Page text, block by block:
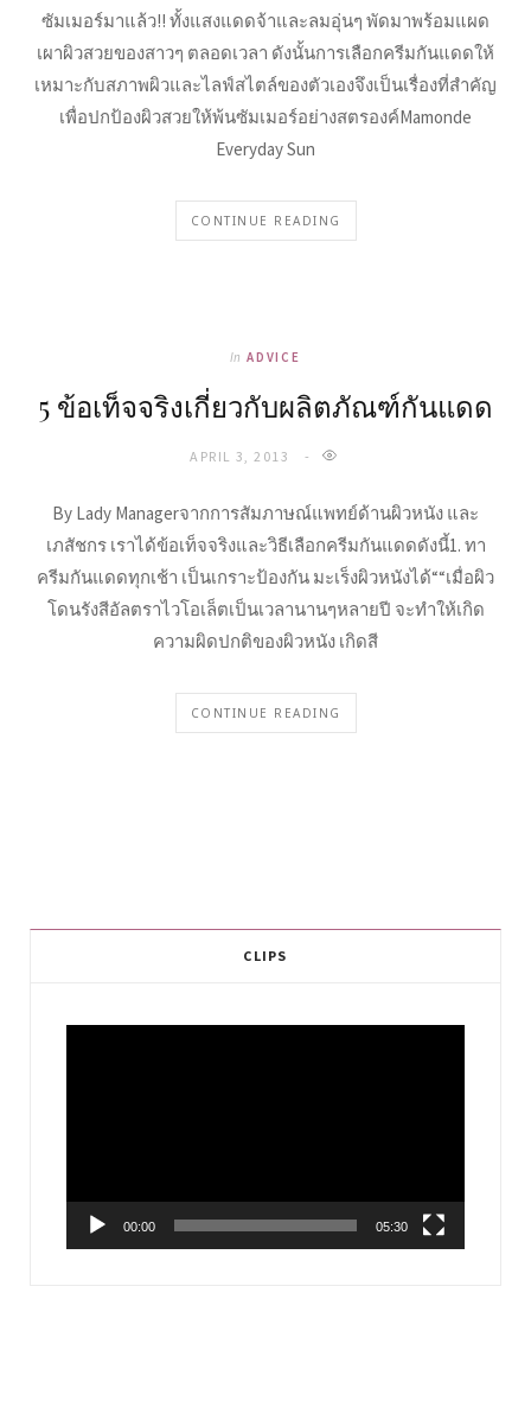
ซัมเมอร์มาแล้ว!! ทั้งแสงแดดจ้าและลมอุ่นๆ พัดมาพร้อมแผด
เผาผิวสวยของสาวๆ ตลอดเวลา ดังนั้นการเลือกครีมกันแดดให้
เหมาะกับสภาพผิวและไลฟ์สไตล์ของตัวเองจึงเป็นเรื่องที่สำคัญ
เพื่อปกป้องผิวสวยให้พ้นซัมเมอร์อย่างสตรองค์Mamonde
Everyday Sun
CONTINUE READING
In ADVICE
5 ข้อเท็จจริงเกี่ยวกับผลิตภัณฑ์กันแดด
APRIL 3, 2013
By Lady Managerจากการสัมภาษณ์แพทย์ด้านผิวหนัง และ
เภสัชกร เราได้ข้อเท็จจริงและวิธีเลือกครีมกันแดดดังนี้1. ทา
ครีมกันแดดทุกเช้า เป็นเกราะป้องกัน มะเร็งผิวหนังได้““เมื่อผิว
โดนรังสีอัลตราไวโอเล็ตเป็นเวลานานๆหลายปี จะทำให้เกิด
ความผิดปกติของผิวหนัง เกิดสี
CONTINUE READING
CLIPS
00:00 05:30